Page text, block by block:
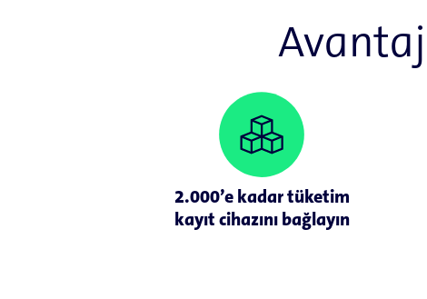
2.000’e kadar tüketim
kayıt cihazını bağlayın